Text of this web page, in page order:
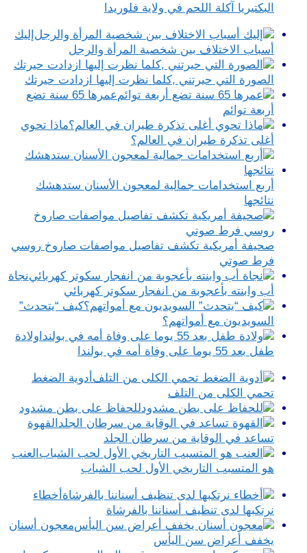
البكتيريا آكلة اللحم في ولاية فلوريدا
إليك
أسباب الاختلاف بين شخصية المرأة والرجل
الصورة التي حيرتني ,كلما نظرت إليها ازدادت حيرتك
عمرها 65 سنة تضع
أربعة توائم
ماذا تحوي
أغلى تذكرة طيران في العالم؟
أربع استخدامات جمالية لمعجون الأسنان ستدهشك
نتائجها
صحيفة أمريكية تكشف تفاصيل مواصفات صاروخ روسي
فرط صوتي
نجاة
أب وابنته بأعجوبة من انفجار سكوتر كهربائي
كيف “يتحدث”
السويديون مع أمواتهم؟
ولادة
طفل بعد 55 يوما على وفاة أمه في بولندا
أدوية الضغط
تحمي الكلى من التلف
للحفاظ على بطن مشدود
القهوة
تساعد في الوقاية من سرطان الجلد
العنب
هو المتسبب التاريخي الأول لحب الشباب
أخطاء
نرتكبها لدى تنظيف أسناننا بالفرشاة
معجون أسنان
يخفف أعراض سن اليأس